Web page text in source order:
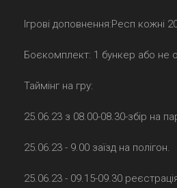
Ігрові доповнення:Респ кожні
Боєкомплект: 1 бункер або не
Таймінг на гру:
25.06.23 з 08.00-08.30-збір на
25.06.23 - 9.00 заїзд на полігон.
25.06.23 - 09.15-09.30